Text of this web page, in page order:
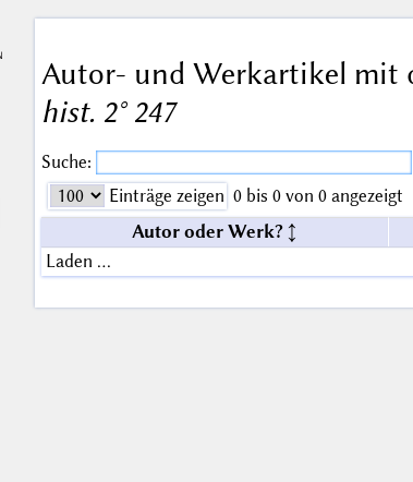
Autor- und Werkartikel mit
hist. 2° 247
Suche:
Einträge zeigen 0 bis 0 von 0 angezeigt
Autor oder Werk?
Laden …